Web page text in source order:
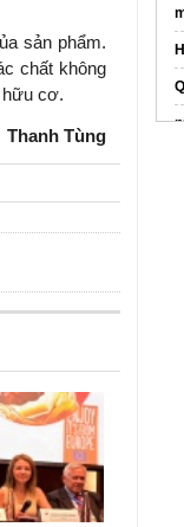
sản phẩm.
chất không
cơ.
Thanh Tùng